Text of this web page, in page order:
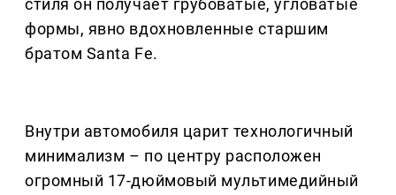
стиля он получает грубоватые, угловатые
формы, явно вдохновленные старшим
братом Santa Fe.
Внутри автомобиля царит технологичный
минимализм – по центру расположен
огромный 17-дюймовый мультимедийный